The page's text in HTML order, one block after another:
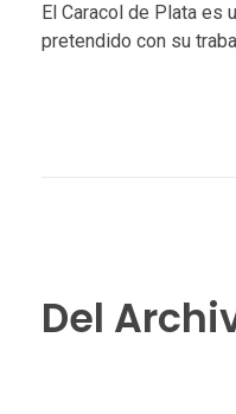
El Caracol de Plata es
pretendido con su
Del